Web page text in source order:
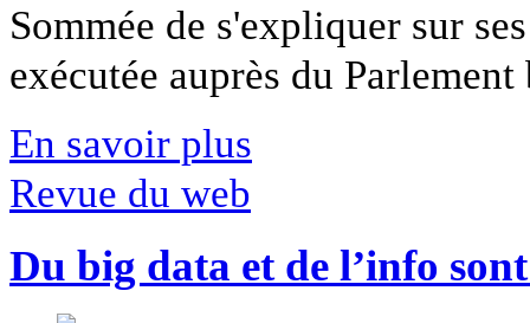
Sommée de s'expliquer sur
exécutée auprès du
En savoir plus
Revue du web
Du big data et de l’info